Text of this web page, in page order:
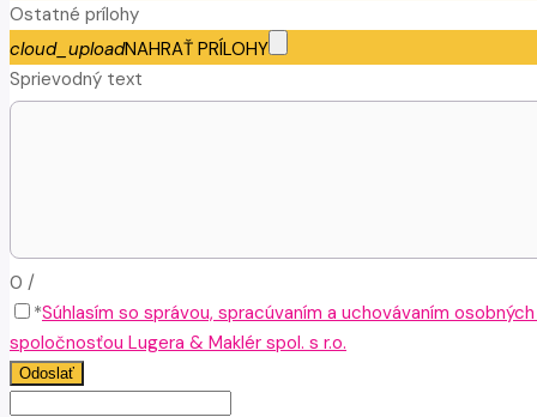
Ostatné prílohy
cloud_uploadNAHRAŤ PRÍLOHY
Sprievodný text
0 /
*Súhlasím so správou, spracúvaním a uchovávaním
spoločnosťou Lugera & Maklér spol. s r.o.
Odoslať